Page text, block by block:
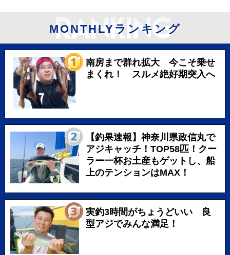
MONTHLYランキング
南房まで群れ拡大 今こそ乗せ
まくれ！ スルメ絶好期突入へ
【釣果速報】神奈川県政信丸で
アジキャッチ！TOP58匹！クー
ラー一杯お土産もゲットし、船
上のテンションはMAX！
実釣3時間がちょうどいい 良
型アジでみんな満足！